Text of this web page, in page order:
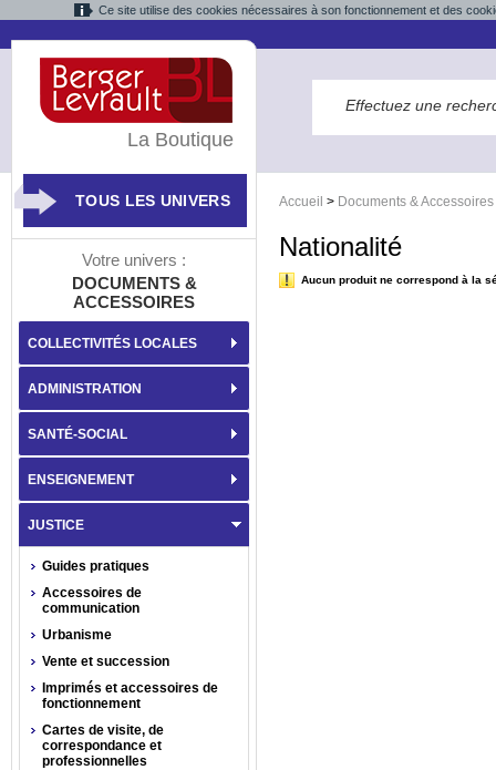
Ce site utilise des cookies nécessaires à son fonctionnement et des
Accueil > Documents & Accessoires
Nationalité
Aucun produit ne correspond à la
La Boutique
TOUS LES UNIVERS
Votre univers :
DOCUMENTS &
ACCESSOIRES
COLLECTIVITÉS LOCALES
ADMINISTRATION
SANTÉ-SOCIAL
ENSEIGNEMENT
JUSTICE
Guides pratiques
Accessoires de
communication
Urbanisme
Vente et succession
Imprimés et accessoires de
fonctionnement
Cartes de visite, de
correspondance et
professionnelles